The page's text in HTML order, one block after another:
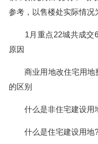
参考，以售楼处实际情况
1月重点22城共成交
原因
商业用地改住宅用地
的区别
什么是非住宅建设用
什么是住宅建设用地?